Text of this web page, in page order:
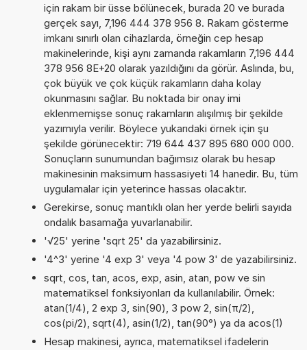
için rakam bir üsse bölünecek, burada 20 ve burada
gerçek sayı, 7,196 444 378 956 8. Rakam gösterme
imkanı sınırlı olan cihazlarda, örneğin cep hesap
makinelerinde, kişi aynı zamanda rakamların 7,196 444
378 956 8E+20 olarak yazıldığını da görür. Aslında, bu,
çok büyük ve çok küçük rakamların daha kolay
okunmasını sağlar. Bu noktada bir onay imi
eklenmemişse sonuç rakamların alışılmış bir şekilde
yazımıyla verilir. Böylece yukarıdaki örnek için şu
şekilde görünecektir: 719 644 437 895 680 000 000.
Sonuçların sunumundan bağımsız olarak bu hesap
makinesinin maksimum hassasiyeti 14 hanedir. Bu, tüm
uygulamalar için yeterince hassas olacaktır.
Gerekirse, sonuç mantıklı olan her yerde belirli sayıda
ondalık basamağa yuvarlanabilir.
'√25' yerine 'sqrt 25' da yazabilirsiniz.
'4^3' yerine '4 exp 3' veya '4 pow 3' de yazabilirsiniz.
sqrt, cos, tan, acos, exp, asin, atan, pow ve sin
matematiksel fonksiyonları da kullanılabilir. Örnek:
atan(1/4), 2 exp 3, sin(90), 3 pow 2, sin(π/2),
cos(pi/2), sqrt(4), asin(1/2), tan(90°) ya da acos(1)
Hesap makinesi, ayrıca, matematiksel ifadelerin